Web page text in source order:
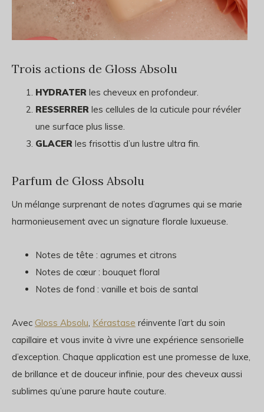
Trois actions de Gloss Absolu
HYDRATER les cheveux en profondeur.
RESSERRER les cellules de la cuticule pour révéler
une surface plus lisse.
GLACER les frisottis d’un lustre ultra fin.
Parfum de Gloss Absolu
Un mélange surprenant de notes d’agrumes qui se marie
harmonieusement avec un signature florale luxueuse.
Notes de tête : agrumes et citrons
Notes de cœur : bouquet floral
Notes de fond : vanille et bois de santal
Avec Gloss Absolu, Kérastase réinvente l’art du soin
capillaire et vous invite à vivre une expérience sensorielle
d’exception. Chaque application est une promesse de luxe,
de brillance et de douceur infinie, pour des cheveux aussi
sublimes qu’une parure haute couture.